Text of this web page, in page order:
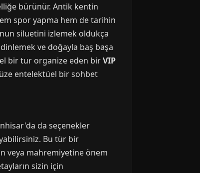
bürünür. Antik kentin
spor yapma hem de tarihin
siluetini izlemek oldukça
ve doğayla baş başa
bir tur organize eden birVIP
entelektüel bir sohbet
da seçenekler
Bu tür bir
veya mahremiyetine önem
sizin için